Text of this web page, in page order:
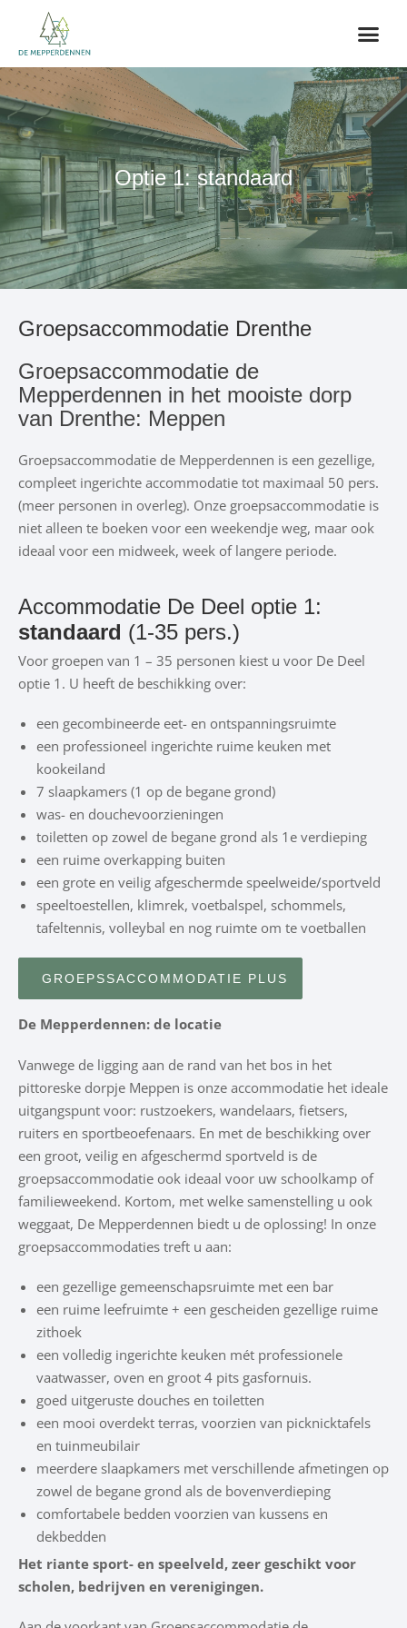
Optie 1: standaard
Groepsaccommodatie Drenthe
Groepsaccommodatie de
Mepperdennen in het mooiste dorp
van Drenthe: Meppen
Groepsaccommodatie de Mepperdennen is een gezellige,
compleet ingerichte accommodatie tot maximaal 50 pers.
(meer personen in overleg). Onze groepsaccommodatie is
niet alleen te boeken voor een weekendje weg, maar ook
ideaal voor een midweek, week of langere periode.
Accommodatie De Deel optie 1:
standaard (1-35 pers.)
Voor groepen van 1 – 35 personen kiest u voor De Deel
optie 1. U heeft de beschikking over:
een gecombineerde eet- en ontspanningsruimte
een professioneel ingerichte ruime keuken met
kookeiland
7 slaapkamers (1 op de begane grond)
was- en douchevoorzieningen
toiletten op zowel de begane grond als 1e verdieping
een ruime overkapping buiten
een grote en veilig afgeschermde speelweide/sportveld
speeltoestellen, klimrek, voetbalspel, schommels,
tafeltennis, volleybal en nog ruimte om te voetballen
GROEPSSACCOMMODATIE PLUS
De Mepperdennen: de locatie
Vanwege de ligging aan de rand van het bos in het
pittoreske dorpje Meppen is onze accommodatie het ideale
uitgangspunt voor: rustzoekers, wandelaars, fietsers,
ruiters en sportbeoefenaars. En met de beschikking over
een groot, veilig en afgeschermd sportveld is de
groepsaccommodatie ook ideaal voor uw schoolkamp of
familieweekend. Kortom, met welke samenstelling u ook
weggaat, De Mepperdennen biedt u de oplossing! In onze
groepsaccommodaties treft u aan:
een gezellige gemeenschapsruimte met een bar
een ruime leefruimte + een gescheiden gezellige ruime
zithoek
een volledig ingerichte keuken mét professionele
vaatwasser, oven en groot 4 pits gasfornuis.
goed uitgeruste douches en toiletten
een mooi overdekt terras, voorzien van picknicktafels
en tuinmeubilair
meerdere slaapkamers met verschillende afmetingen op
zowel de begane grond als de bovenverdieping
comfortabele bedden voorzien van kussens en
dekbedden
Het riante sport- en speelveld, zeer geschikt voor
scholen, bedrijven en verenigingen.